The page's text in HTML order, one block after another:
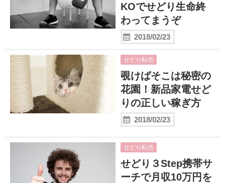
KOでせどり生命終
わってまうぞ
2018/02/23
せどり転売
覗けばそこは秘密の
花園！新品家電せど
りの正しい稼ぎ方
2018/02/23
せどり転売
せどり３Step携帯サ
ーチで月収10万円を